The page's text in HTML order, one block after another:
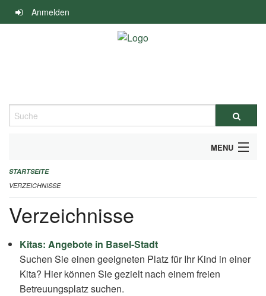
Navigation
überspringen
Anmelden
Suche
MENU
ALLGEMEINE INFORMATIONEN
IMPRESSUM
STARTSEITE
VERZEICHNISSE
Verzeichnisse
Kitas: Angebote in Basel-Stadt
Suchen Sie einen geeigneten Platz für Ihr Kind in einer
Kita? Hier können Sie gezielt nach einem freien
Betreuungsplatz suchen.